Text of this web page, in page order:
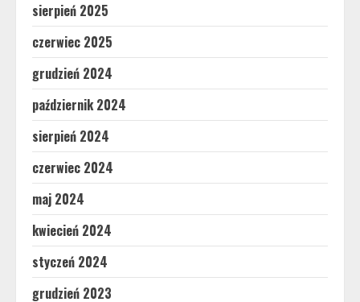
sierpień 2025
czerwiec 2025
grudzień 2024
październik 2024
sierpień 2024
czerwiec 2024
maj 2024
kwiecień 2024
styczeń 2024
grudzień 2023